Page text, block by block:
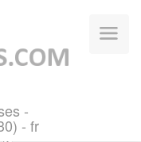
-
- fr